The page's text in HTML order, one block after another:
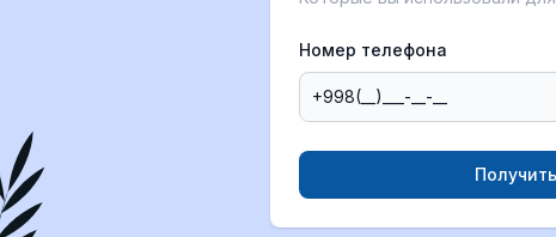
Номер телефона